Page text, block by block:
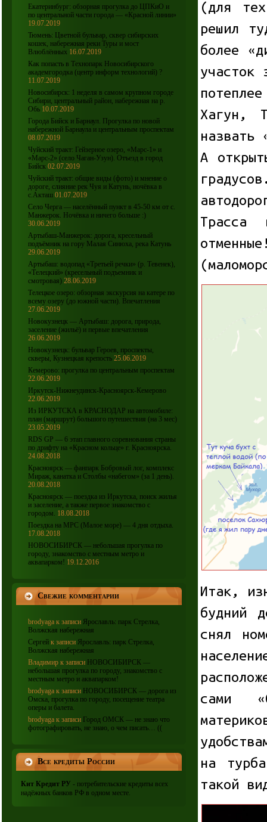
Екатеринбург: обзорная прогулка до ЦПКиО и
по центральной части города — «Красной линии»
19.07.2019
Тюмень: Цветной бульвар, сквер сибирских
кошек, набережная реки Туры и мост
Влюблённых 16.07.2019
Как попасть в Технопарк Новосибирского
академгородка (центр информ технологий) ?
11.07.2019
Новосибирск: 1 неделя в самом крупном городе
Сибири, центральный район, набережная на р.
Обь 10.07.2019
Города Бийск и Барнаул. Прогулка по новой
набережной Барнаула и центральным проспектам
08.07.2019
Чуйский тракт: Гейзерное озеро, «Марс-1» и
«Марс-2» (село Чаган-Узун). Отъезд в город
Бийск 02.07.2019
Чуйский тракт: общие виды (фото) и мнение о
дороге, слияние рек Чуя и Катунь, ночёвка в
с.Акташ 01.07.2019
Село Черга — населённый пункт в 45-50 км от с.
Манжерок. Ночёвка и ничего больше :)
30.06.2019
Артыбаш-Манжерок: дорога, кресельный
подъёмник на гору Малая Синюха, река Катунь
29.06.2019
Артыбаш: водопад «Третьей речки» (р. Тевенек),
«Телецкий» (кресельный подъемник и
смотровая) 28.06.2019
Телецкое озеро: обзорная экскурсия на катере по
всему озеру (до южной части). Впечатления
27.06.2019
Новокузнецк — Артыбаш: дорога, природа,
заселение (жильё) и первые впечатления
26.06.2019
Новокузнецк: бульвар Героев, проспекты,
скверы, Кузнецкая крепость 25.06.2019
Кемерово: прогулка по центральным проспектам
22.06.2019
Иркутск-Нижнеудинск-Красноярск-Кемерово
22.06.2019
Из ИРКУТСКА в КРАСНОДАР на автомобиле:
план (маршрут) большого путешествия (на 3 мес)
23.05.2019
RDS GP — 6 этап главного соревнования страны
по дрифту на «Красном кольце» г. Красноярска.
24.08.2018
Красноярск — фанпарк Бобровый лог, комплекс
Мираж, канатка и Столбы «набегом» (за 1 день).
20.08.2018
Красноярск — поездка из Иркутска, поиск жилья
и заселение, а также первое знакомство с
городом. 18.08.2018
Поездка на МРС (Малое море) — 4 дня отдыха.
17.08.2018
НОВОСИБИРСК — небольшая прогулка по
городу, знакомство с местным метро и
аквапарком! 19.12.2016
Свежие комментарии
brodyaga к записи Ярославль: парк Стрелка,
Волжская набережная
Сергей к записи Ярославль: парк Стрелка,
Волжская набережная
Владимир к записи НОВОСИБИРСК —
небольшая прогулка по городу, знакомство с
местным метро и аквапарком!
brodyaga к записи НОВОСИБИРСК — дорога из
Омска, прогулка по городу, посещение театра
оперы и балета.
brodyaga к записи Город ОМСК — не знаю что
фотографировать, не знаю, о чем писать… ((
Все кредиты России
Кит Кредит РУ - потребительские кредиты всех
надёжных банков РФ в одном месте.
(для
решил
более
Хагун,
назвать
А
Итак,
будний
снял
сами
на
такой